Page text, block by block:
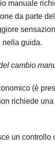
manuale
da parte
nella guida.
cambio
(è
richiede
un controllo